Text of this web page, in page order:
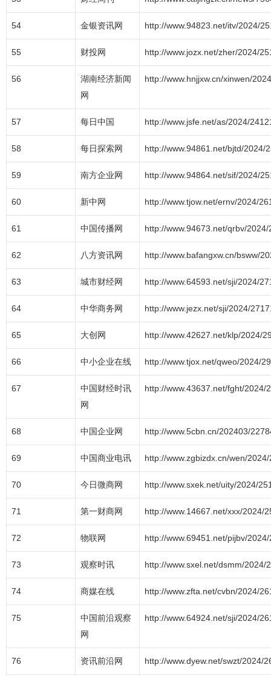
54 金银资讯网 http://www.94823.net/itv/2024/
55 财投网 http://www.jozx.net/zher/2024/
56
湖南经济新闻
网
http://www.hnjjxw.cn/xinwen/
57 每日中国 http://www.jsfe.net/as/2024/
58 每日探索网 http://www.94861.net/bjtd/2024/
59 南方企业网 http://www.94864.net/sif/2024/
60 新中网 http://www.tjow.net/ernv/2024/
61 中国传播网 http://www.94673.net/qrbv/
62 八方资讯网 http://www.bafangxw.cn/bsww/
63 城市财经网 http://www.64593.net/sji/2024/
64 中华商务网 http://www.jezx.net/sji/2024/
65 大创网 http://www.42627.net/klp/2024/
66 中小企业在线 http://www.tjox.net/qweo/2024/
67
中国财经时讯
网
http://www.43637.net/fght/2024/
68 中国企业网 http://www.5cbn.cn/202403/
69 中国商业电讯 http://www.zgbizdx.cn/wen/
70 今日微商网 http://www.sxek.net/uity/2024/
71 第一财商网 http://www.14667.net/xxx/2024/
72 物联网 http://www.69451.net/pijbv/
73 观察时讯 http://www.sxel.net/dsmm/2024/
74 商媒在线 http://www.zfta.net/cvbn/2024/
75
中国前沿观察
网
http://www.64924.net/sji/2024/
76 资讯前沿网 http://www.dyew.net/swzt/2024/